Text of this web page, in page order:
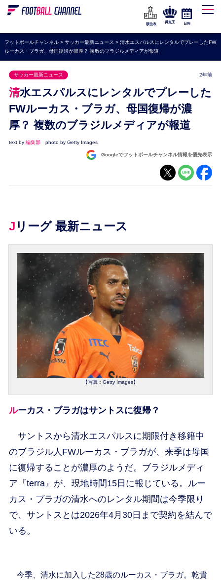
WEリーグ
海外サッカー
プレミアリーグ
ラ・リーガ
セリエA
ブンデスリーガ
UEFA
ナショナルチーム
順位表
得点王 日程
フットボールチャンネル> サッカー最新ニュース > 清水エスパルスにレンタルでプレーしたFW
ルーカス・ブラガ、母国復帰が濃厚？ 複数のブラジルメディアが報道
サッカー最新ニュース 2年前
清水エスパルスにレンタルでプレーした
FWルーカス・ブラガ、母国復帰が濃
厚？ 複数のブラジルメディアが報道
text by 編集部 photo by Getty Images
Googleでフットボールチャンネル情報を優先表示
Jリーグ 最新ニュース
【写真：Getty Images】
ルーカス・ブラガはサントスに復帰？
サントスから清水エスパルスに期限付き移籍中
のブラジル人FWルーカス・ブラガが、来季は母国
に復帰することが濃厚のようだ。ブラジルメディ
ア『terra』が、現地時間15日に報じている。ルー
カス・ブラガの清水へのレンタル期間は今季限り
で、サントスとは2026年4月30日まで契約を結んで
いる。
今季、清水に加入した28歳のルーカス・ブラガ。乾貴